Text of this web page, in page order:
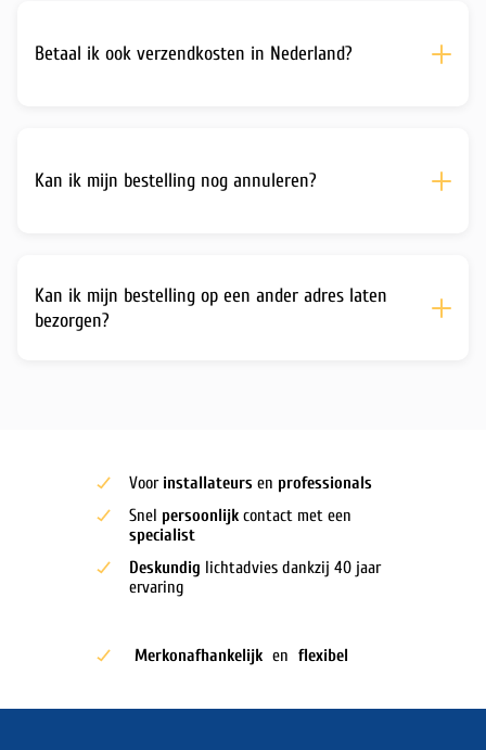
Betaal ik ook verzendkosten in Nederland?
Kan ik mijn bestelling nog annuleren?
Kan ik mijn bestelling op een ander adres laten
bezorgen?
Voor installateurs en professionals
Snel persoonlijk contact met een
specialist
Deskundig lichtadvies dankzij 40 jaar
ervaring
Merkonafhankelijk en flexibel